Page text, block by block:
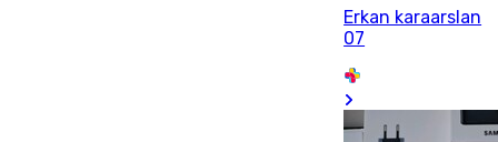
Erkan karaarslan
07